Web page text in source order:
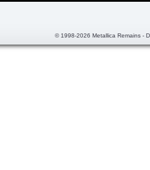
© 1998-2026 Metallica Remains -